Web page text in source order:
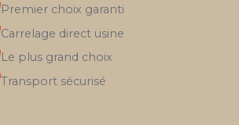
Premier choix garanti
Carrelage direct usine
Le plus grand choix
Transport sécurisé